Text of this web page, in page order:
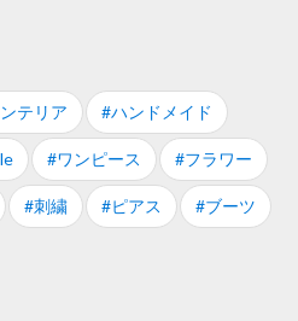
テリア #ハンドメイド
#ワンピース #フラワー
#刺繍 #ピアス #ブーツ